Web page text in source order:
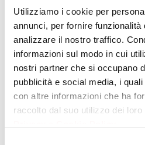
Utilizziamo i cookie per
annunci, per fornire
analizzare il nostro traffico.
informazioni sul modo in cui
nostri partner che si occupano
pubblicità e social media, i
con altre informazioni che ha
raccolto dal suo utilizzo dei